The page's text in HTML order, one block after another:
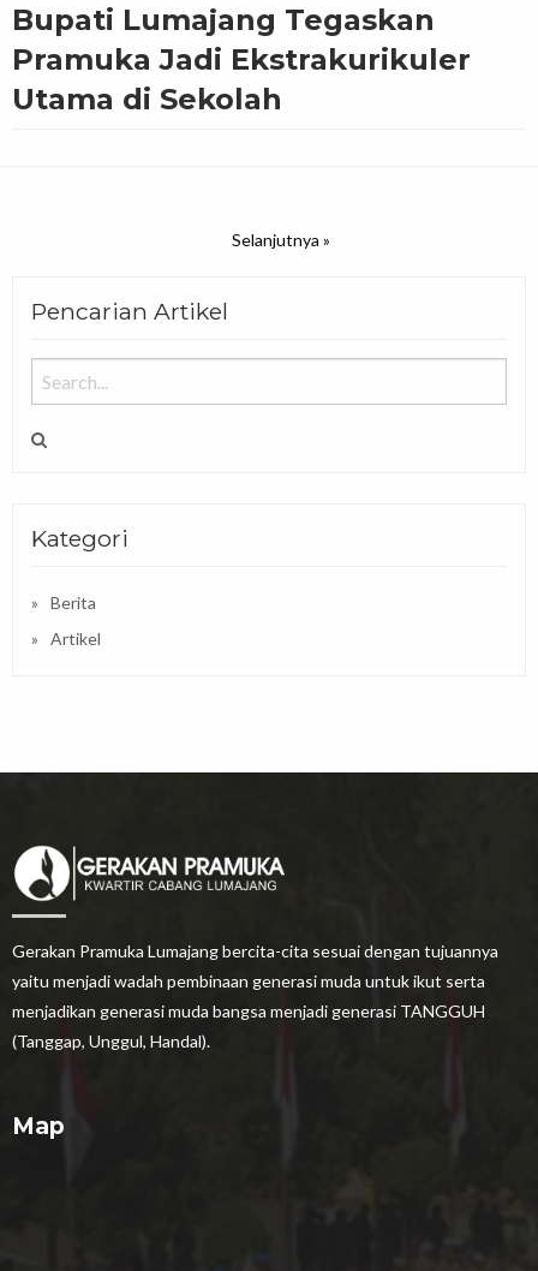
Bupati Lumajang Tegaskan
Pramuka Jadi Ekstrakurikuler
Utama di Sekolah
Selanjutnya »
Pencarian Artikel
Kategori
Berita
Artikel
Gerakan Pramuka Lumajang bercita-cita sesuai dengan tujuannya
yaitu menjadi wadah pembinaan generasi muda untuk ikut serta
menjadikan generasi muda bangsa menjadi generasi TANGGUH
(Tanggap, Unggul, Handal).
Map